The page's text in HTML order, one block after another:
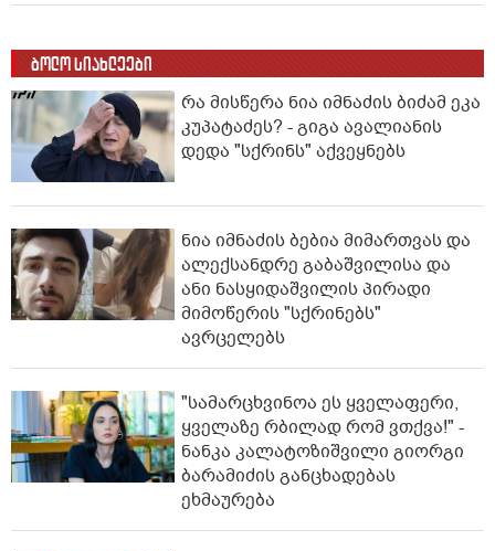
ბოლო სიახლეები
რა მისწერა ნია იმნაძის ბიძამ ეკა
კუპატაძეს? - გიგა ავალიანის
დედა "სქრინს" აქვეყნებს
ნია იმნაძის ბებია მიმართვას და
ალექსანდრე გაბაშვილისა და
ანი ნასყიდაშვილის პირადი
მიმოწერის "სქრინებს"
ავრცელებს
"სა­მარ­ცხვი­ნოა ეს ყვე­ლა­ფე­რი,
ყვე­ლა­ზე რბი­ლად რომ ვთქვა!" -
ნანკა კალატოზიშვილი გიორგი
ბარამიძის განცხადებას
ეხმაურება